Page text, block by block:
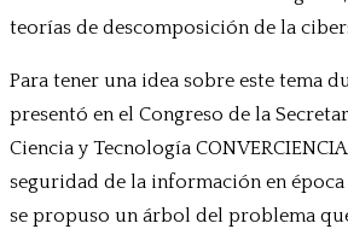
teorías de descomposición de la
Para tener una idea sobre este tema
presentó en el Congreso de la
Ciencia y Tecnología
seguridad de la información en
se propuso un árbol del problema